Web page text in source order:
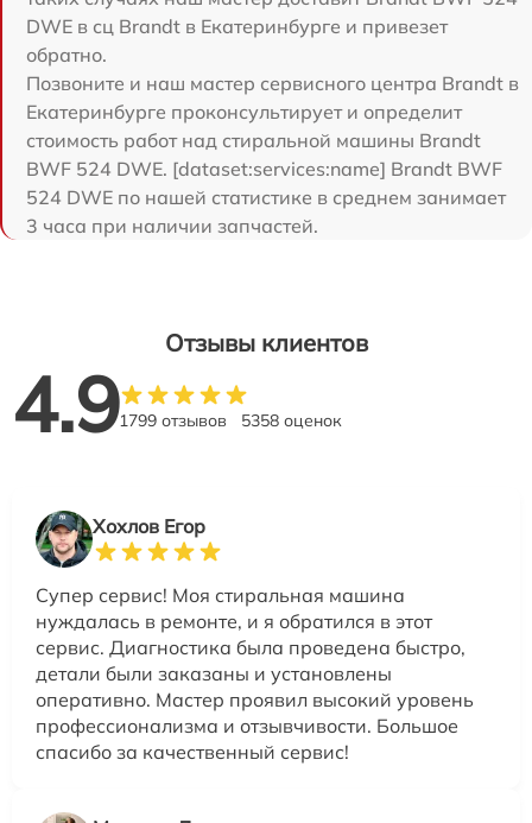
DWE в сц Brandt в Екатеринбурге и привезет
обратно.
Позвоните и наш мастер сервисного центра Brandt в
Екатеринбурге проконсультирует и определит
стоимость работ над стиральной машины Brandt
BWF 524 DWE. [dataset:services:name] Brandt BWF
524 DWE по нашей статистике в среднем занимает
3 часа при наличии запчастей.
Отзывы клиентов
4.91799 отзывов 5358 оценок
Хохлов Егор
Супер сервис! Моя стиральная машина
нуждалась в ремонте, и я обратился в этот
сервис. Диагностика была проведена быстро,
детали были заказаны и установлены
оперативно. Мастер проявил высокий уровень
профессионализма и отзывчивости. Большое
спасибо за качественный сервис!